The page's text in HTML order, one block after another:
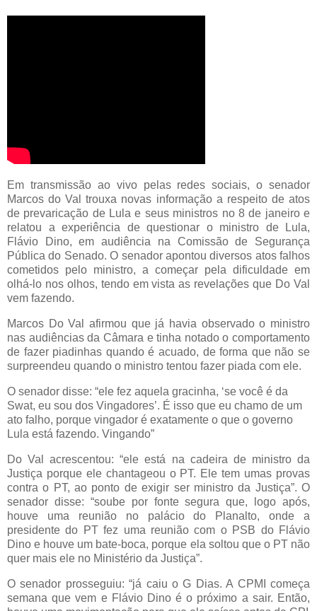
Em transmissão ao vivo pelas redes sociais, o senador
Marcos do Val trouxa novas informação a respeito de atos
de prevaricação de Lula e seus ministros no 8 de janeiro e
relatou a experiência de questionar o ministro de Lula,
Flávio Dino, em audiência na Comissão de Segurança
Pública do Senado. O senador apontou diversos atos falhos
cometidos pelo ministro, a começar pela dificuldade em
olhá-lo nos olhos, tendo em vista as revelações que Do Val
vem fazendo.
Marcos Do Val afirmou que já havia observado o ministro
nas audiências da Câmara e tinha notado o comportamento
de fazer piadinhas quando é acuado, de forma que não se
surpreendeu quando o ministro tentou fazer piada com ele.
O senador disse: “ele fez aquela gracinha, ‘se você é da
Swat, eu sou dos Vingadores’. É isso que eu chamo de um
ato falho, porque vingador é exatamente o que o governo
Lula está fazendo. Vingando”
Do Val acrescentou: “ele está na cadeira de ministro da
Justiça porque ele chantageou o PT. Ele tem umas provas
contra o PT, ao ponto de exigir ser ministro da Justiça”. O
senador disse: “soube por fonte segura que, logo após,
houve uma reunião no palácio do Planalto, onde a
presidente do PT fez uma reunião com o PSB do Flávio
Dino e houve um bate-boca, porque ela soltou que o PT não
quer mais ele no Ministério da Justiça”.
O senador prosseguiu: “já caiu o G Dias. A CPMI começa
semana que vem e Flávio Dino é o próximo a sair. Então,